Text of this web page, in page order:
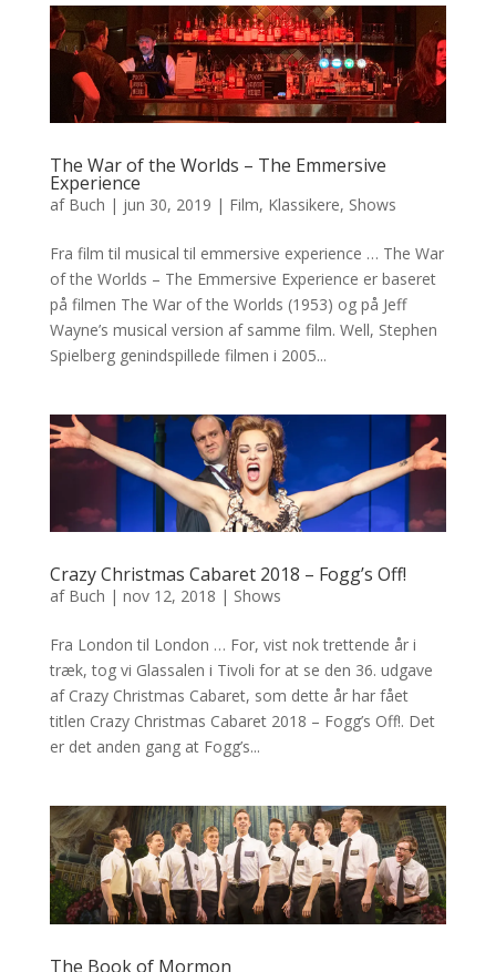
The War of the Worlds – The Emmersive
Experience
af Buch | jun 30, 2019 | Film, Klassikere, Shows
Fra film til musical til emmersive experience … The War
of the Worlds – The Emmersive Experience er baseret
på filmen The War of the Worlds (1953) og på Jeff
Wayne’s musical version af samme film. Well, Stephen
Spielberg genindspillede filmen i 2005...
Crazy Christmas Cabaret 2018 – Fogg’s Off!
af Buch | nov 12, 2018 | Shows
Fra London til London … For, vist nok trettende år i
træk, tog vi Glassalen i Tivoli for at se den 36. udgave
af Crazy Christmas Cabaret, som dette år har fået
titlen Crazy Christmas Cabaret 2018 – Fogg’s Off!. Det
er det anden gang at Fogg’s...
The Book of Mormon